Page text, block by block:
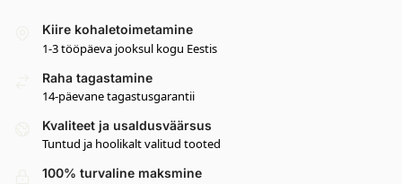
Kiire kohaletoimetamine
1-3 tööpäeva jooksul kogu Eestis
Raha tagastamine
14-päevane tagastusgarantii
Kvaliteet ja usaldusväärsus
Tuntud ja hoolikalt valitud tooted
100% turvaline maksmine